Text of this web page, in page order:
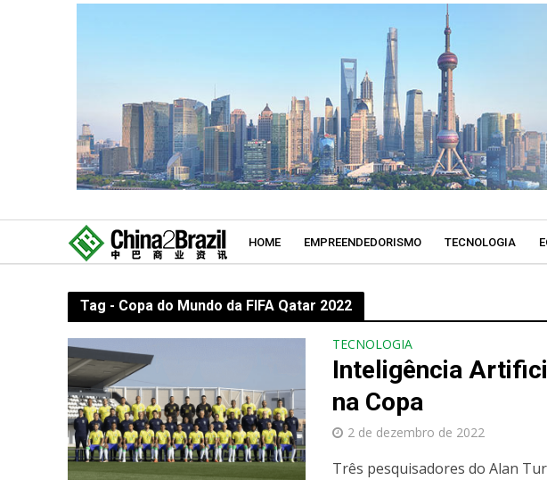
HOME EMPREENDEDORISMO TECNOLOGIA
Tag - Copa do Mundo da FIFA Qatar 2022
TECNOLOGIA
Inteligência
na Copa
2 de dezembro de 2022
Três pesquisadores do Alan